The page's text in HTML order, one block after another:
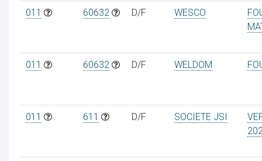
011 60632 D/F WESCO
011 60632 D/F WELDOM
011 611 D/F SOCIETE JSI